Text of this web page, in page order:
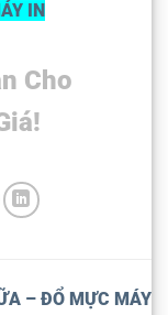
IN
Cho
– ĐỔ MỰC MÁY